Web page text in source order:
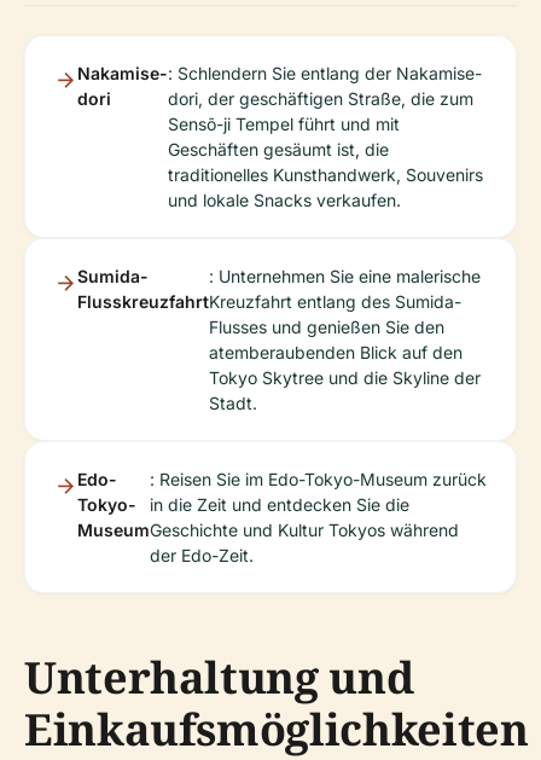
Nakamise-
dori
: Schlendern Sie entlang der Nakamise-
dori, der geschäftigen Straße, die zum
Sensō-ji Tempel führt und mit
Geschäften gesäumt ist, die
traditionelles Kunsthandwerk, Souvenirs
und lokale Snacks verkaufen.
Sumida-
Flusskreuzfahrt
: Unternehmen Sie eine malerische
Kreuzfahrt entlang des Sumida-
Flusses und genießen Sie den
atemberaubenden Blick auf den
Tokyo Skytree und die Skyline der
Stadt.
Edo-
Tokyo-
Museum
: Reisen Sie im Edo-Tokyo-Museum zurück
in die Zeit und entdecken Sie die
Geschichte und Kultur Tokyos während
der Edo-Zeit.
Unterhaltung und
Einkaufsmöglichkeiten